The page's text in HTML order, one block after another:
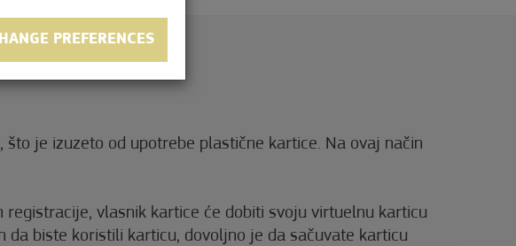
je izuzeto od upotrebe plastične kartice. Na ovaj način
registracije, vlasnik kartice će dobiti svoju virtuelnu karticu
biste koristili karticu, dovoljno je da sačuvate karticu
PREFERENCES